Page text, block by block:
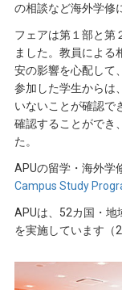
の相談など海外学修
フェアは第１部と第
ました。教員による
安の影響を心配して
参加した学生からは
いないことが確認で
確認することができ
た。
APUの留学・海外学
Campus Study
APUは、52カ国・地
を実施しています（